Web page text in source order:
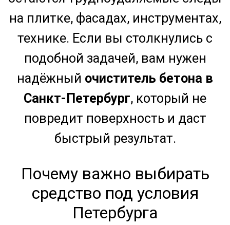
Почему важно выбирать
средство под условия
Петербурга
Бетон — это прочный строительный
материал, в основе которого лежит
цемент. Он обладает высокой